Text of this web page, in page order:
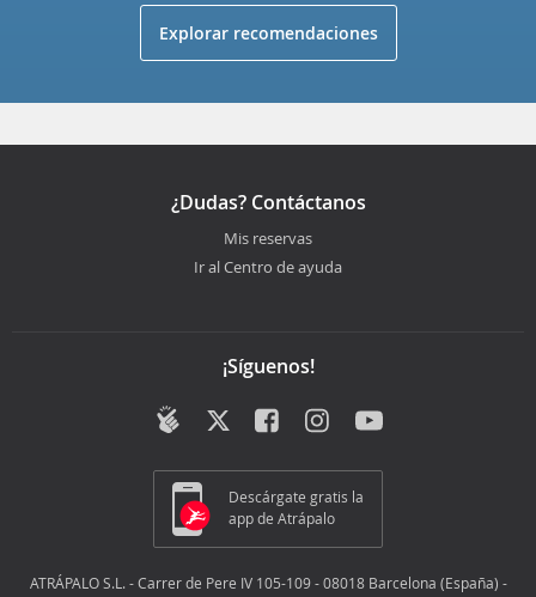
Explorar recomendaciones
¿Dudas? Contáctanos
Mis reservas
Ir al Centro de ayuda
¡Síguenos!
Descárgate gratis la
app de Atrápalo
ATRÁPALO S.L. - Carrer de Pere IV 105-109 - 08018 Barcelona (España) -